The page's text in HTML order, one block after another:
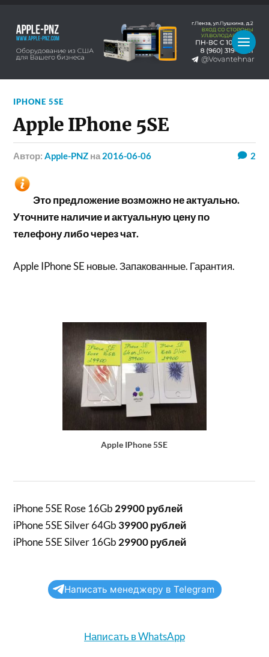
IPHONE 5SE
Apple IPhone 5SE
Автор:Apple-PNZ на 2016-06-06 2
Это предложение возможно не актуально.
Уточните наличие и актуальную цену по
телефону либо через чат.
Apple IPhone SE новые. Запакованные. Гарантия.
Apple IPhone 5SE
iPhone 5SE Rose 16Gb 29900 рублей
iPhone 5SE Silver 64Gb 39900 рублей
iPhone 5SE Silver 16Gb 29900 рублей
Написать менеджеру в Telegram
Написать в WhatsApp